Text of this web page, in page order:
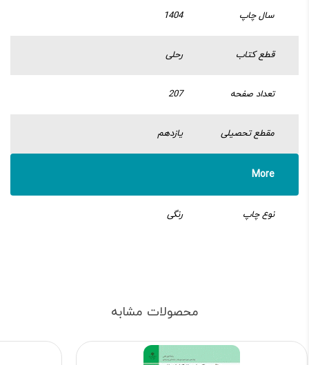
سال چاپ 1404
قطع کتاب رحلی
تعداد صفحه 207
مقطع تحصیلی یازدهم
More
نوع چاپ رنگی
محصولات مشابه